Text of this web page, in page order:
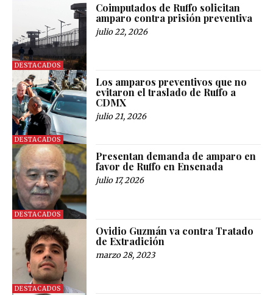
DESTACADOS
Coimputados de Ruffo solicitan
amparo contra prisión preventiva
julio 22, 2026
DESTACADOS
Los amparos preventivos que no
evitaron el traslado de Ruffo a
CDMX
julio 21, 2026
DESTACADOS
Presentan demanda de amparo en
favor de Ruffo en Ensenada
julio 17, 2026
DESTACADOS
Ovidio Guzmán va contra Tratado
de Extradición
marzo 28, 2023